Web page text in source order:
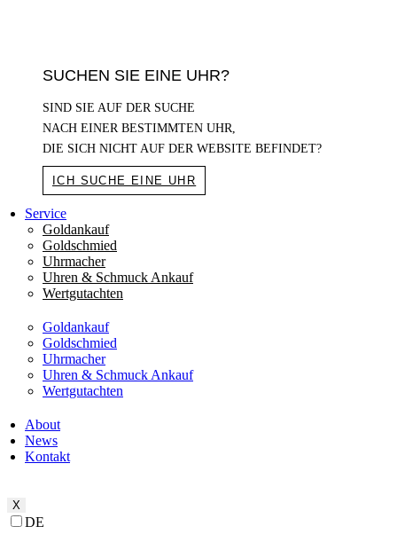
SUCHEN SIE EINE UHR?
SIND SIE AUF DER SUCHE
NACH EINER BESTIMMTEN UHR,
DIE SICH NICHT AUF DER WEBSITE BEFINDET?
ICH SUCHE EINE UHR
Service
Goldankauf
Goldschmied
Uhrmacher
Uhren & Schmuck Ankauf
Wertgutachten
Goldankauf
Goldschmied
Uhrmacher
Uhren & Schmuck Ankauf
Wertgutachten
About
News
Kontakt
X
DE